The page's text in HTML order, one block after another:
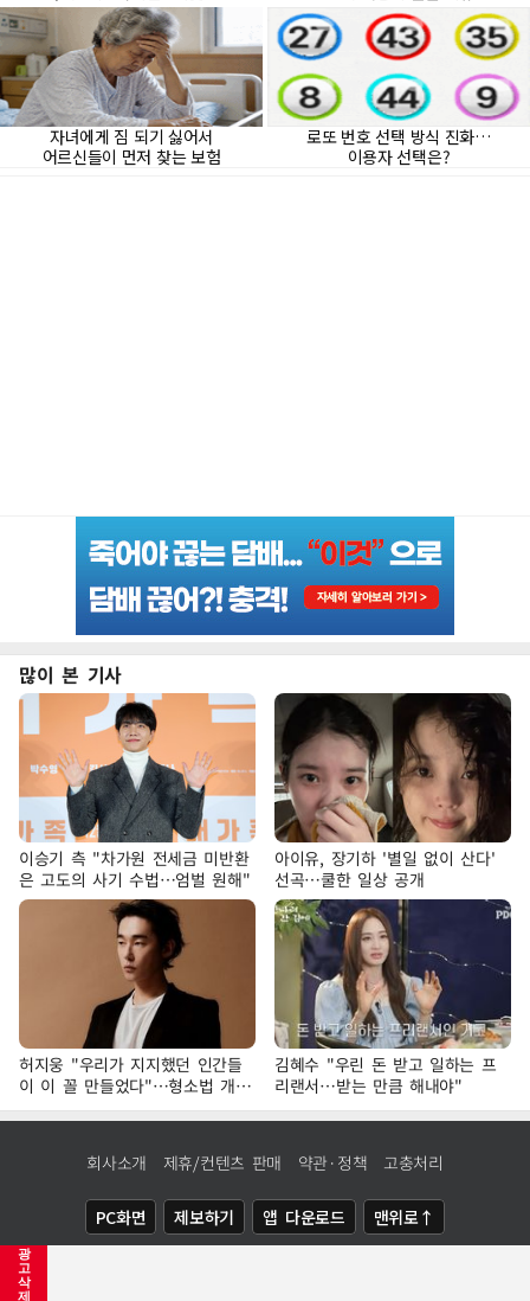
광
고
삭
제
많이 본 기사
이승기 측 "차가원 전세금 미반환
은 고도의 사기 수법…엄벌 원해"
아이유, 장기하 '별일 없이 산다'
선곡…쿨한 일상 공개
허지웅 "우리가 지지했던 인간들
이 이 꼴 만들었다"…형소법 개정
에 격한 반응
김혜수 "우린 돈 받고 일하는 프
리랜서…받는 만큼 해내야"
회사소개 제휴/컨텐츠 판매 약관·정책 고충처리
PC화면 제보하기 앱 다운로드 맨위로↑